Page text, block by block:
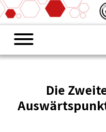
Die